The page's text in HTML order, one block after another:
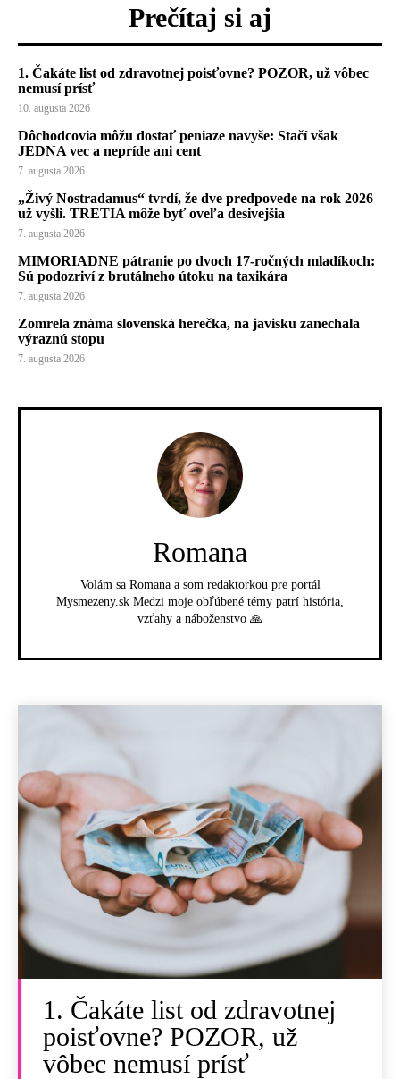
Prečítaj si aj
1. Čakáte list od zdravotnej poisťovne? POZOR, už vôbec
nemusí prísť
10. augusta 2026
Dôchodcovia môžu dostať peniaze navyše: Stačí však
JEDNA vec a nepríde ani cent
7. augusta 2026
„Živý Nostradamus“ tvrdí, že dve predpovede na rok 2026
už vyšli. TRETIA môže byť oveľa desivejšia
7. augusta 2026
MIMORIADNE pátranie po dvoch 17-ročných mladíkoch:
Sú podozriví z brutálneho útoku na taxikára
7. augusta 2026
Zomrela známa slovenská herečka, na javisku zanechala
výraznú stopu
7. augusta 2026
Romana
Volám sa Romana a som redaktorkou pre portál
Mysmezeny.sk Medzi moje obľúbené témy patrí história,
vzťahy a náboženstvo 🙏
1. Čakáte list od zdravotnej
poisťovne? POZOR, už
vôbec nemusí prísť